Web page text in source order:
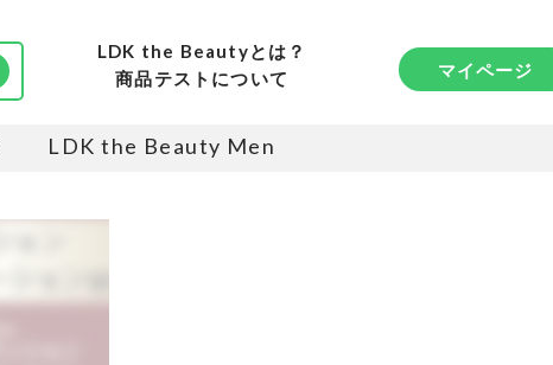
LDK the Beautyとは？
商品テストについて
マイページ
LDK the Beauty Men